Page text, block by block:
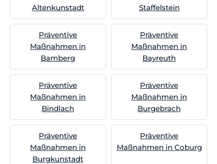
Altenkunstadt
Staffelstein
Präventive
Maßnahmen in
Bamberg
Präventive
Maßnahmen in
Bayreuth
Präventive
Maßnahmen in
Bindlach
Präventive
Maßnahmen in
Burgebrach
Präventive
Maßnahmen in
Burgkunstadt
Präventive
Maßnahmen in Coburg